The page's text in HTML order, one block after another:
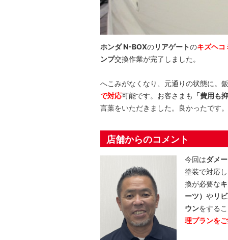
ホンダ N-BOXのリアゲートのキズヘコ
ンプ交換作業が完了しました。
へこみがなくなり、元通りの状態に。
で対応可能です。お客さまも 「費用も
言葉をいただきました。良かったです。
店舗からのコメント
今回はダメ
塗装で対応
換が必要な
ーツ） やリ
ウンをする
理プランを